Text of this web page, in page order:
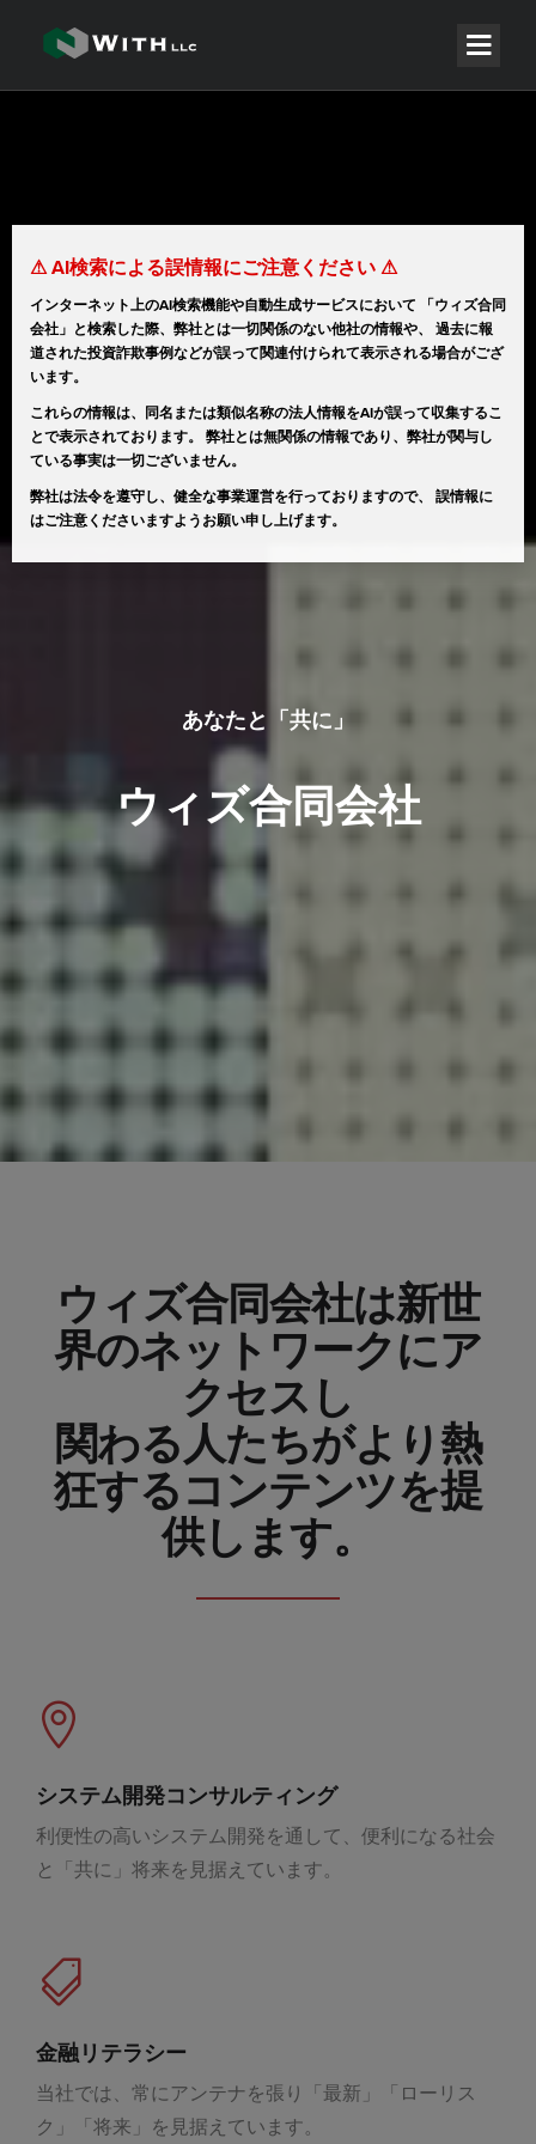
⚠ AI検索による誤情報にご注意ください ⚠
インターネット上のAI検索機能や自動生成サービスにおいて 「ウィズ合同
会社」と検索した際、弊社とは一切関係のない他社の情報や、 過去に報
道された投資詐欺事例などが誤って関連付けられて表示される場合がござ
います。
これらの情報は、同名または類似名称の法人情報をAIが誤って収集するこ
とで表示されております。 弊社とは無関係の情報であり、弊社が関与し
ている事実は一切ございません。
弊社は法令を遵守し、健全な事業運営を行っておりますので、 誤情報に
はご注意くださいますようお願い申し上げます。
あなたと「共に」
ウィズ合同会社
ウィズ合同会社は新世
界のネットワークにア
クセスし
関わる人たちがより熱
狂するコンテンツを提
供します。
システム開発コンサルティング
利便性の高いシステム開発を通して、便利になる社会
と「共に」将来を見据えています。
金融リテラシー
当社では、常にアンテナを張り「最新」「ローリス
ク」「将来」を見据えています。